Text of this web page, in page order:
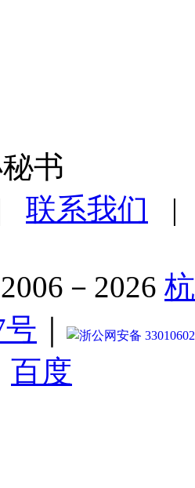
书
联系我们
－2026
号 ｜ 浙公网安备
百度